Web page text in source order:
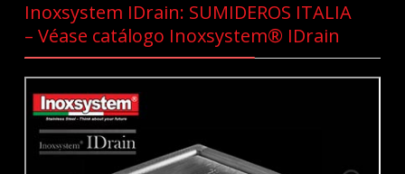
Inoxsystem IDrain: SUMIDEROS ITALIA
– Véase catálogo Inoxsystem® IDrain